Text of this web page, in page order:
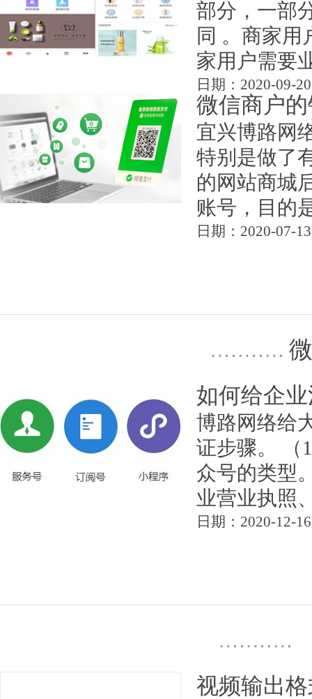
部分，一部
同 。商家用
家用户需要
日期：2020-09-20
微信商户
宜兴博路网
特别是做了
的网站商城
账号，目的
日期：2020-07-13
如何给企
博路网络给
证步骤。 （
众号的类型
业营业执照
日期：2020-12-16
视频输出格